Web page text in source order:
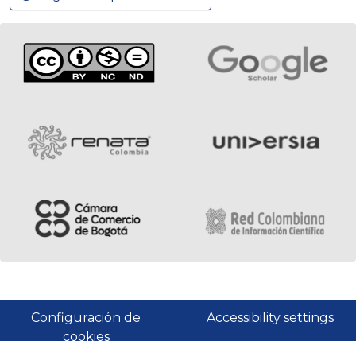
Configuración de
cookies
Accessibility settings